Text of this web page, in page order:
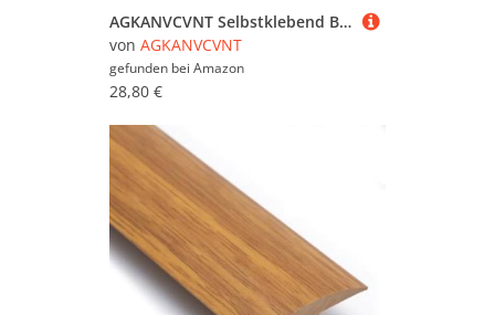
AGKANVCVNT Selbstklebend Bodenübergangsleiste 40mm, Wasserdicht T-Profil Übergangsprofil Für Fliesen Laminat Vinyl, Übergangsleiste PVC Boden, Abdeckleiste Weiß(Red Oak,3 Pcs)
von AGKANVCVNT
gefunden bei Amazon
28,80 €